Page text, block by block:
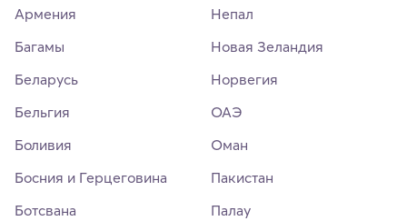
Армения
Багамы
Беларусь
Бельгия
Боливия
Босния и Герцеговина
Ботсвана
Непал
Новая Зеландия
Норвегия
ОАЭ
Оман
Пакистан
Палау